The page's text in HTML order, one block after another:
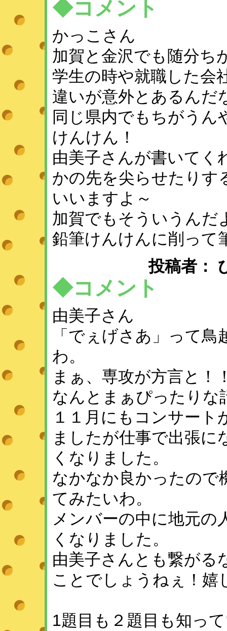
◆コメント
かっこさん
加賀と金沢でも随分ち
学生の時や就職した会
違いが意外とあるんだ
同じ県内でもちがうん
けんけん！
由美子さんが書いてく
かの先を尖らせたりす
いいますよ～
加賀でもそういうんだ
鉛筆けんけんに削って
投稿者：
◆コメント
由美子さん
「でぇげさあ」って
わ。
まぁ、専攻が方言と！
なんとまぁぴったりな
１１月にもコンサー
ましたが仕事で出張
くなりました。
なかなか良かったので
てみたいわ。
メンバーの中に地元の
くなりました。
由美子さんとも繋がる
ことでしょうねぇ！嬉
1題目も２題目も知っ